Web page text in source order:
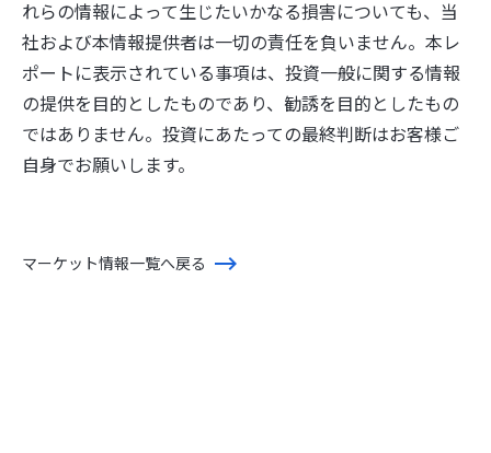
れらの情報によって生じたいかなる損害についても、当
社および本情報提供者は一切の責任を負いません。本レ
ポートに表示されている事項は、投資一般に関する情報
の提供を目的としたものであり、勧誘を目的としたもの
ではありません。投資にあたっての最終判断はお客様ご
自身でお願いします。
マーケット情報一覧へ戻る